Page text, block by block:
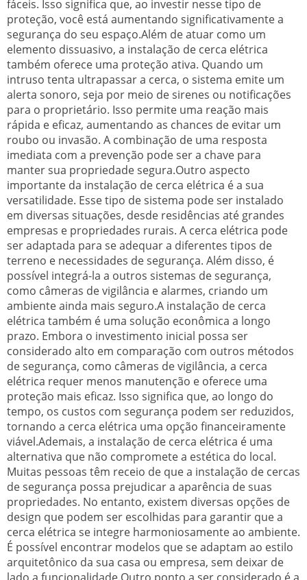
fáceis. Isso significa que, ao investir nesse tipo de
proteção, você está aumentando significativamente a
segurança do seu espaço.Além de atuar como um
elemento dissuasivo, a instalação de cerca elétrica
também oferece uma proteção ativa. Quando um
intruso tenta ultrapassar a cerca, o sistema emite um
alerta sonoro, seja por meio de sirenes ou notificações
para o proprietário. Isso permite uma reação mais
rápida e eficaz, aumentando as chances de evitar um
roubo ou invasão. A combinação de uma resposta
imediata com a prevenção pode ser a chave para
manter sua propriedade segura.Outro aspecto
importante da instalação de cerca elétrica é a sua
versatilidade. Esse tipo de sistema pode ser instalado
em diversas situações, desde residências até grandes
empresas e propriedades rurais. A cerca elétrica pode
ser adaptada para se adequar a diferentes tipos de
terreno e necessidades de segurança. Além disso, é
possível integrá-la a outros sistemas de segurança,
como câmeras de vigilância e alarmes, criando um
ambiente ainda mais seguro.A instalação de cerca
elétrica também é uma solução econômica a longo
prazo. Embora o investimento inicial possa ser
considerado alto em comparação com outros métodos
de segurança, como câmeras de vigilância, a cerca
elétrica requer menos manutenção e oferece uma
proteção mais eficaz. Isso significa que, ao longo do
tempo, os custos com segurança podem ser reduzidos,
tornando a cerca elétrica uma opção financeiramente
viável.Ademais, a instalação de cerca elétrica é uma
alternativa que não compromete a estética do local.
Muitas pessoas têm receio de que a instalação de cercas
de segurança possa prejudicar a aparência de suas
propriedades. No entanto, existem diversas opções de
design que podem ser escolhidas para garantir que a
cerca elétrica se integre harmoniosamente ao ambiente.
É possível encontrar modelos que se adaptam ao estilo
arquitetônico da sua casa ou empresa, sem deixar de